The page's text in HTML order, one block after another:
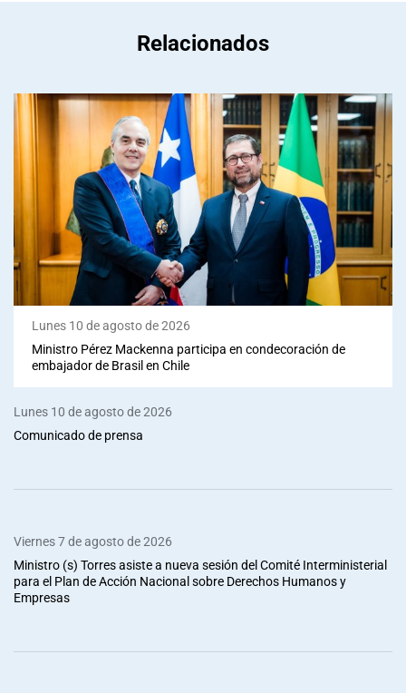
Relacionados
Lunes 10 de agosto de 2026
Ministro Pérez Mackenna participa en condecoración de
embajador de Brasil en Chile
Lunes 10 de agosto de 2026
Comunicado de prensa
Viernes 7 de agosto de 2026
Ministro (s) Torres asiste a nueva sesión del Comité Interministerial
para el Plan de Acción Nacional sobre Derechos Humanos y
Empresas